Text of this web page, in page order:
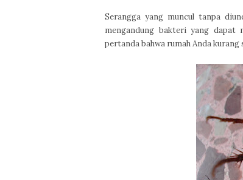
Serangga yang muncul tanpa
mengandung bakteri yang dapat
pertanda bahwa rumah Anda kurang